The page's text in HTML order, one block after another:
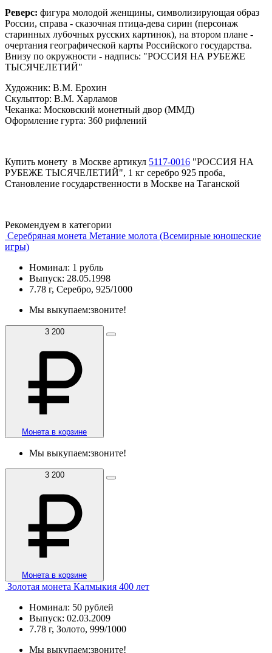
Реверс: фигура молодой женщины, символизирующая образ
России, справа - сказочная птица-дева сирин (персонаж
старинных лубочных русских картинок), на втором плане -
очертания географической карты Российского государства.
Внизу по окружности - надпись: "РОССИЯ НА РУБЕЖЕ
ТЫСЯЧЕЛЕТИЙ"
Художник: В.М. Ерохин
Скульптор: В.М. Харламов
Чеканка: Московский монетный двор (ММД)
Оформление гурта: 360 рифлений
Купить монету в Москве артикул 5117-0016 "РОССИЯ НА
РУБЕЖЕ ТЫСЯЧЕЛЕТИЙ", 1 кг серебро 925 проба,
Становление государственности в Москве на Таганской
Рекомендуем в категории
Серебряная монета Метание молота (Всемирные юношеские
игры)
Номинал: 1 рубль
Выпуск: 28.05.1998
7.78 г, Серебро, 925/1000
Мы выкупаем:звоните!
3 200
Монета в корзине
Мы выкупаем:звоните!
3 200
Монета в корзине
Золотая монета Калмыкия 400 лет
Номинал: 50 рублей
Выпуск: 02.03.2009
7.78 г, Золото, 999/1000
Мы выкупаем:звоните!